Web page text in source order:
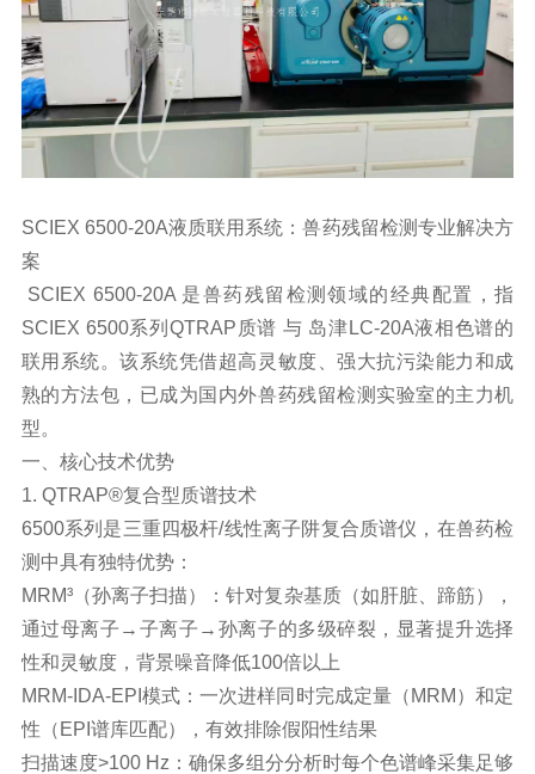
SCIEX 6500-20A液质联用系统：兽药残留检测专业解决方
案
SCIEX 6500-20A 是兽药残留检测领域的经典配置，指
SCIEX 6500系列 QTRAP质谱 与 岛津LC-20A液相色谱的
联用系统。该系统凭借超高灵敏度、强大抗污染能力和成
熟的方法包，已成为国内外兽药残留检测实验室的主力机
型。
一、核心技术优势
1. QTRAP®复合型质谱技术
6500系列是三重四极杆/线性离子阱复合质谱仪，在兽药检
测中具有独特优势：
MRM³（孙离子扫描）：针对复杂基质（如肝脏、蹄筋），
通过母离子→子离子→孙离子的多级碎裂，显著提升选择
性和灵敏度，背景噪音降低100倍以上
MRM-IDA-EPI模式：一次进样同时完成定量（MRM）和定
性（EPI谱库匹配），有效排除假阳性结果
扫描速度>100 Hz：确保多组分分析时每个色谱峰采集足够